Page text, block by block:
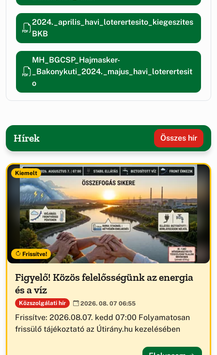
2024._aprilis_havi_loterertesito_kiegeszites
BKB
MH_BGCSP_Hajmasker-
_Bakonykuti_2024._majus_havi_loterertesit
o
Hírek Összes hír
Kiemelt
Frissítve!
Figyelő! Közös felelősségünk az energia
és a víz
Közszolgálati hír 2026. 08. 07 06:55
Frissítve: 2026.08.07. kedd 07:00 Folyamatosan
frissülő tájékoztató az Útirány.hu kezelésében